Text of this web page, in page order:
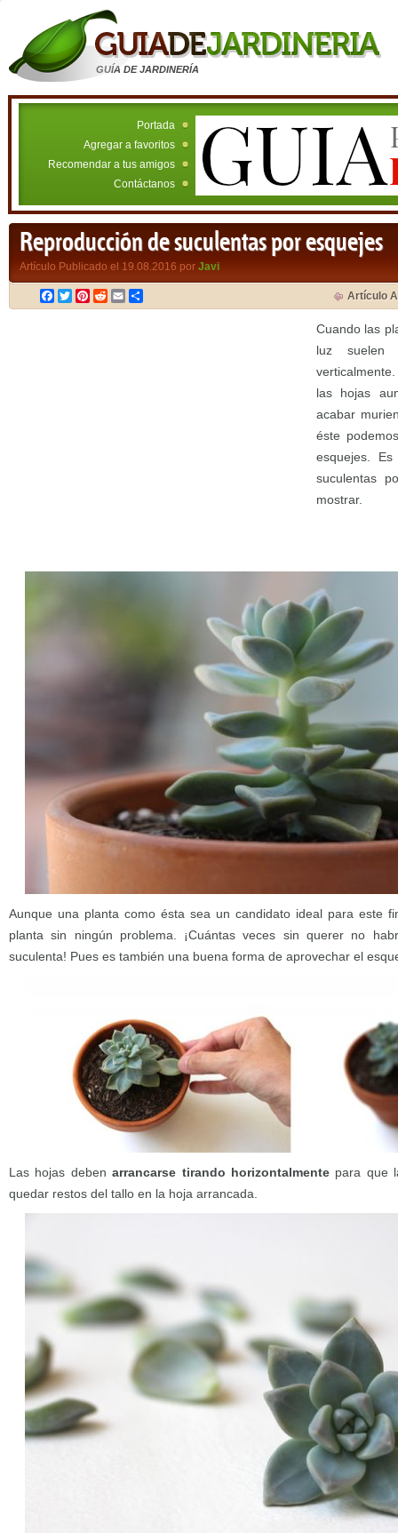
GUÍA DE JARDINERÍA
Portada
Agregar a favoritos
Recomendar a tus amigos
Contáctanos
Reproducción de suculentas por esquejes
Artículo Publicado el 19.08.2016 por Javi
Facebook
TwitterPinterest
RedditEmail Artículo
Cuando las
luz
las hojas
acabar
éste
esquejes.
suculentas
mostrar.
Aunque una planta como ésta sea un candidato ideal para este
planta sin ningún problema. ¡Cuántas veces sin querer no
suculenta! Pues es también una buena forma de aprovechar el
Las hojas debenarrancarse tirando horizontalmentepara que
quedar restos del tallo en la hoja arrancada.